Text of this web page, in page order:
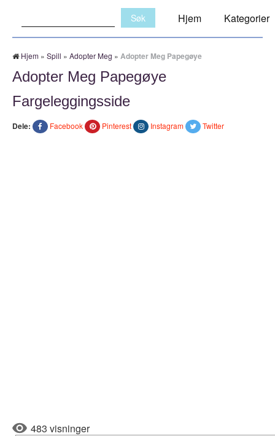
Hjem Kategorier
Hjem » Spill » Adopter Meg » Adopter Meg Papegøye
Adopter Meg Papegøye
Fargeleggingsside
Dele: Facebook Pinterest Instagram Twitter
483 visninger